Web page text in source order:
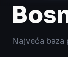
Najveća